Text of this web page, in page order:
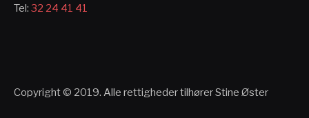
Tel: 32 24 41 41
Copyright © 2019. Alle rettigheder tilhører Stine Øster